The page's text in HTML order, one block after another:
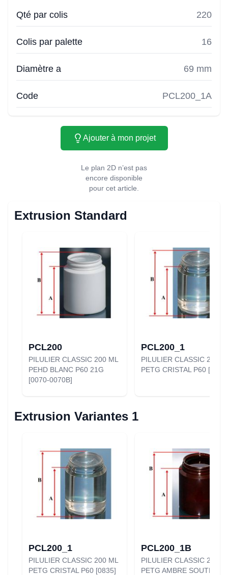
Qté par colis 220
Colis par palette 16
Diamètre a 69 mm
Code PCL200_1A
Ajouter à mon projet
Le plan 2D n’est pas
encore disponible
pour cet article.
Extrusion Standard
PCL200
PILULIER CLASSIC 200 ML
PEHD BLANC P60 21G
[0070-0070B]
PCL200_1
PILULIER CLASSIC 200
PETG CRISTAL P60 [0835]
Extrusion Variantes 1
PCL200_1
PILULIER CLASSIC 200 ML
PETG CRISTAL P60 [0835]
PCL200_1B
PILULIER CLASSIC 200
PETG AMBRE SOUTENU